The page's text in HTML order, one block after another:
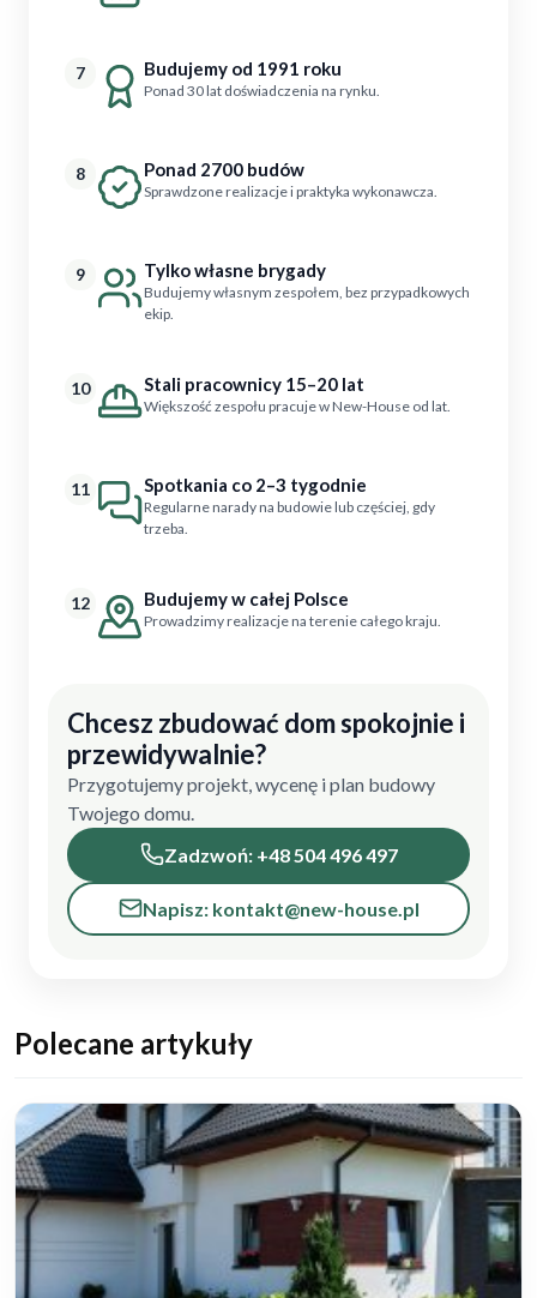
7 Budujemy od 1991 roku
Ponad 30 lat doświadczenia na rynku.
8 Ponad 2700 budów
Sprawdzone realizacje i praktyka wykonawcza.
9 Tylko własne brygady
Budujemy własnym zespołem, bez przypadkowych
ekip.
10 Stali pracownicy 15–20 lat
Większość zespołu pracuje w New-House od lat.
11 Spotkania co 2–3 tygodnie
Regularne narady na budowie lub częściej, gdy
trzeba.
12 Budujemy w całej Polsce
Prowadzimy realizacje na terenie całego kraju.
Chcesz zbudować dom spokojnie i
przewidywalnie?
Przygotujemy projekt, wycenę i plan budowy
Twojego domu.
Zadzwoń: +48 504 496 497
Napisz: kontakt@new-house.pl
Polecane artykuły